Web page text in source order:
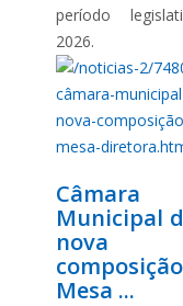
período
2026.
Câmara
Municipal
nova
Mesa ...